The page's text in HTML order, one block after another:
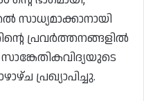
സാധ്യമാക്കാനായി
പ്രവർത്തനങ്ങളിൽ
പ്രഖ്യാപിച്ചു.